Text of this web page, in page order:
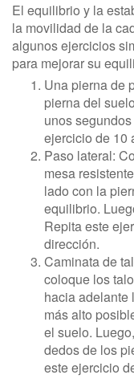
El equilibrio y la
la movilidad de la
algunos ejercicios
para mejorar su
Una pierna de
pierna del
unos
ejercicio de 10
Paso lateral:
mesa
lado con la
equilibrio.
Repita este
dirección.
Caminata de
coloque los
hacia adelante
más alto
el suelo.
dedos de los
este ejercicio